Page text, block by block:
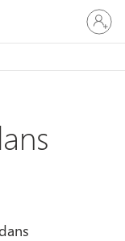
vous
à
compte